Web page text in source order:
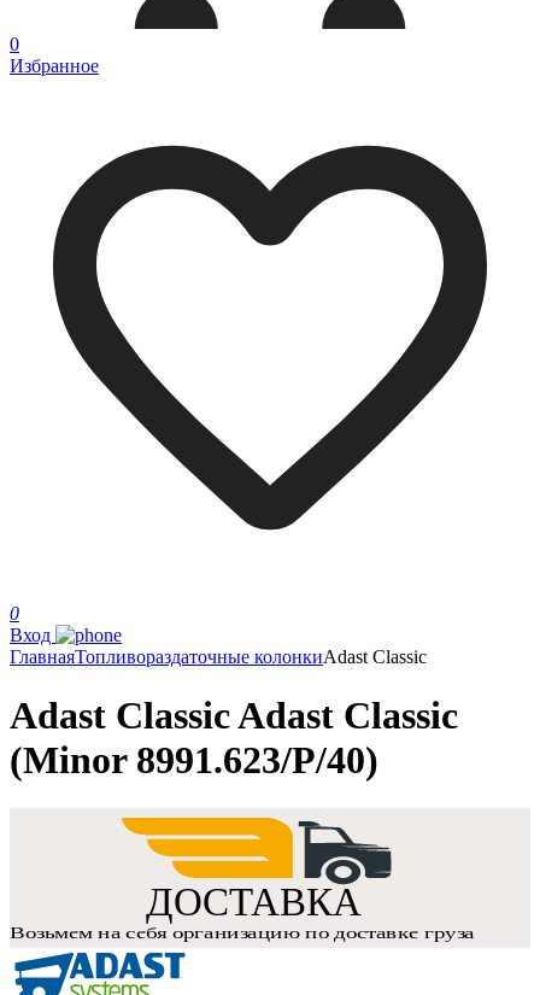
0
Избранное
0
Вход
ГлавнаяТопливораздаточные колонкиAdast Classic
Adast Classic Adast Classic
(Minor 8991.623/P/40)